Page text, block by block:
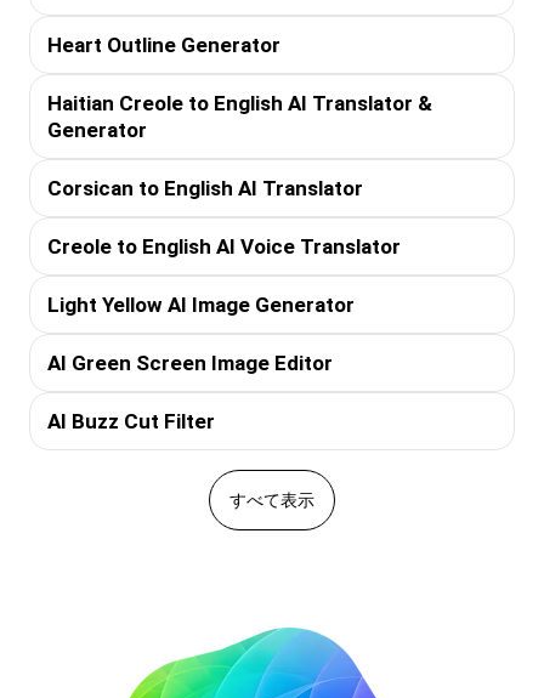
Heart Outline Generator
Haitian Creole to English AI Translator &
Generator
Corsican to English AI Translator
Creole to English AI Voice Translator
Light Yellow AI Image Generator
AI Green Screen Image Editor
AI Buzz Cut Filter
すべて表示